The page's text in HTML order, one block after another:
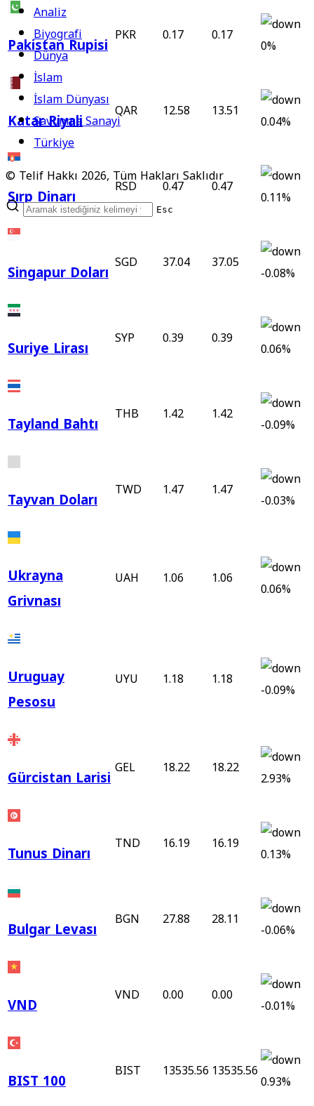
Pakistan Rupisi PKR 0.17 0.17
0%
Katar Riyali QAR 12.58 13.51
0.04%
Sırp Dinarı RSD 0.47 0.47
0.11%
Singapur Doları SGD 37.04 37.05
-0.08%
Suriye Lirası SYP 0.39 0.39
0.06%
Tayland Bahtı THB 1.42 1.42
-0.09%
Tayvan Doları TWD 1.47 1.47
-0.03%
Ukrayna
Grivnası
UAH 1.06 1.06
0.06%
Uruguay
Pesosu
UYU 1.18 1.18
-0.09%
Gürcistan LarisiGEL 18.22 18.22
2.93%
Tunus Dinarı TND 16.19 16.19
0.13%
Bulgar Levası BGN 27.88 28.11
-0.06%
VND VND 0.00 0.00
-0.01%
BIST 100 BIST 13535.56 13535.56
0.93%
Analiz
Biyografi
Dünya
İslam
İslam Dünyası
Savunma Sanayi
Türkiye
© Telif Hakkı 2026, Tüm Hakları Saklıdır
Esc